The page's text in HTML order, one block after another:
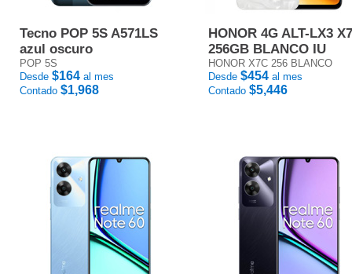
Tecno POP 5S A571LS
azul oscuro
POP 5S
Desde $164 al mes
Contado $1,968
HONOR 4G ALT-LX3
256GB BLANCO IU
HONOR X7C 256 BLANCO
Desde $454 al mes
Contado $5,446